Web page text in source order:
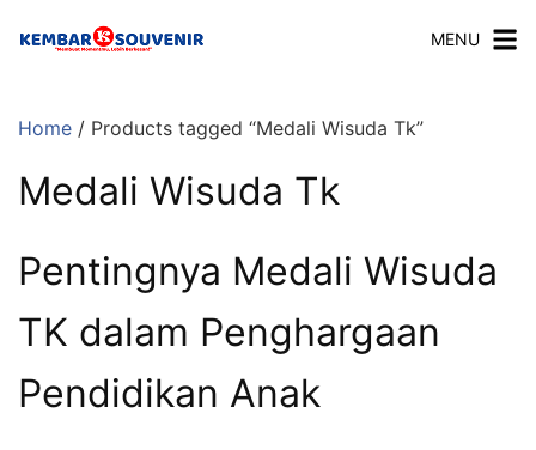
MENU
Home / Products tagged “Medali Wisuda Tk”
Medali Wisuda Tk
Pentingnya Medali Wisuda
TK dalam Penghargaan
Pendidikan Anak